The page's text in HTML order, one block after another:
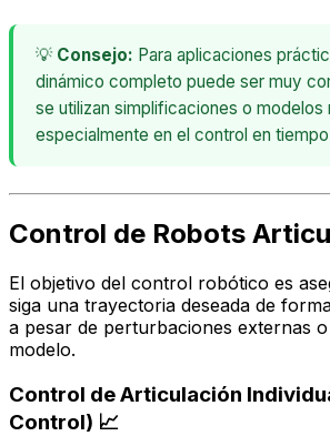
💡 Consejo: Para aplicaciones
dinámico completo puede ser muy
se utilizan simplificaciones o modelos
especialmente en el control en
Control de Robots
El objetivo del control robótico es
siga una trayectoria deseada de
a pesar de perturbaciones externas
modelo.
Control de Articulación
Control) 📈